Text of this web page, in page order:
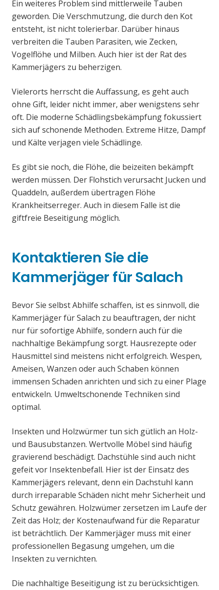
Ein weiteres Problem sind mittlerweile Tauben
geworden. Die Verschmutzung, die durch den Kot
entsteht, ist nicht tolerierbar. Darüber hinaus
verbreiten die Tauben Parasiten, wie Zecken,
Vogelflöhe und Milben. Auch hier ist der Rat des
Kammerjägers zu beherzigen.
Vielerorts herrscht die Auffassung, es geht auch
ohne Gift, leider nicht immer, aber wenigstens sehr
oft. Die moderne Schädlingsbekämpfung fokussiert
sich auf schonende Methoden. Extreme Hitze, Dampf
und Kälte verjagen viele Schädlinge.
Es gibt sie noch, die Flöhe, die beizeiten bekämpft
werden müssen. Der Flohstich verursacht Jucken und
Quaddeln, außerdem übertragen Flöhe
Krankheitserreger. Auch in diesem Falle ist die
giftfreie Beseitigung möglich.
Kontaktieren Sie die
Kammerjäger für Salach
Bevor Sie selbst Abhilfe schaffen, ist es sinnvoll, die
Kammerjäger für Salach zu beauftragen, der nicht
nur für sofortige Abhilfe, sondern auch für die
nachhaltige Bekämpfung sorgt. Hausrezepte oder
Hausmittel sind meistens nicht erfolgreich. Wespen,
Ameisen, Wanzen oder auch Schaben können
immensen Schaden anrichten und sich zu einer Plage
entwickeln. Umweltschonende Techniken sind
optimal.
Insekten und Holzwürmer tun sich gütlich an Holz-
und Bausubstanzen. Wertvolle Möbel sind häufig
gravierend beschädigt. Dachstühle sind auch nicht
gefeit vor Insektenbefall. Hier ist der Einsatz des
Kammerjägers relevant, denn ein Dachstuhl kann
durch irreparable Schäden nicht mehr Sicherheit und
Schutz gewähren. Holzwümer zersetzen im Laufe der
Zeit das Holz; der Kostenaufwand für die Reparatur
ist beträchtlich. Der Kammerjäger muss mit einer
professionellen Begasung umgehen, um die
Insekten zu vernichten.
Die nachhaltige Beseitigung ist zu berücksichtigen.